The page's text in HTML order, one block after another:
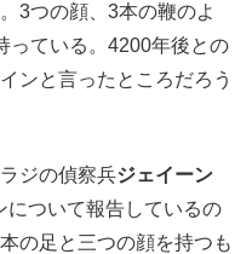
3つの顔、3本の鞭のよ
っている。4200年後との
ンと言ったところだろう
ジの偵察兵ジェイーン
について報告しているの
の足と三つの顔を持つも